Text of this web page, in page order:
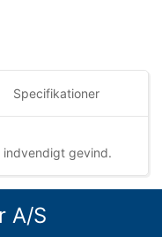
Specifikationer
gevind.
A/S